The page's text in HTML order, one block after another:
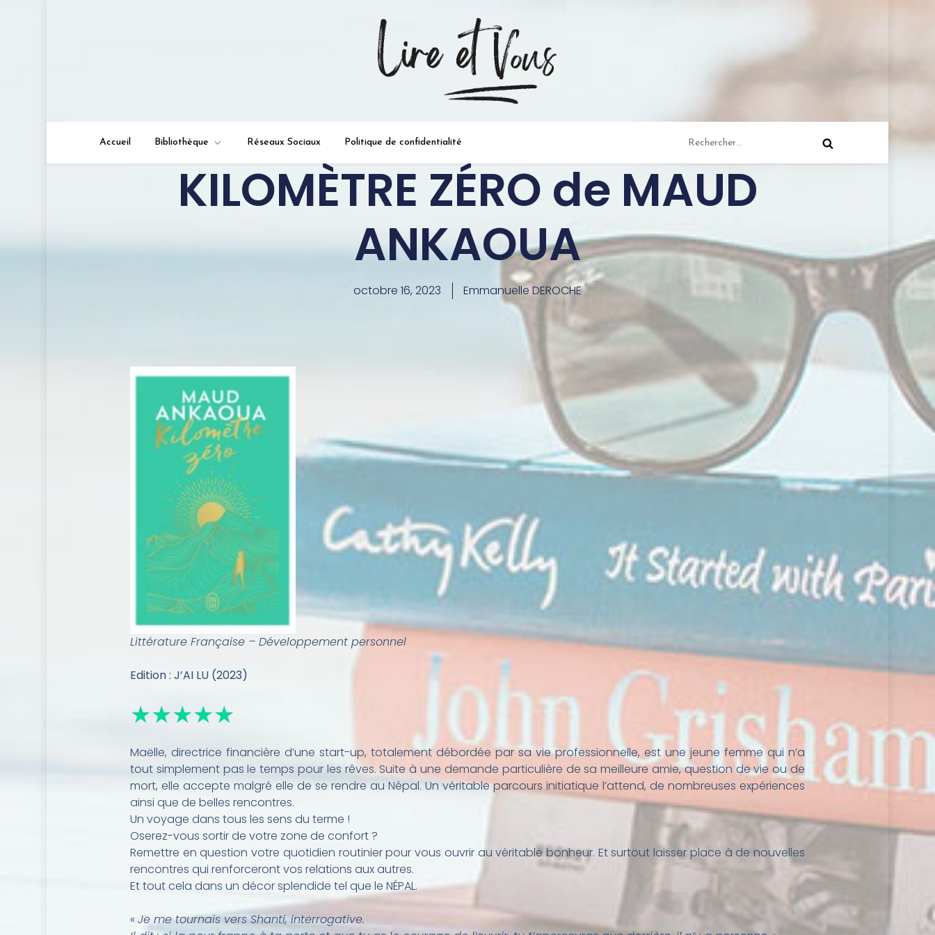
Accueil Bibliothèque Réseaux Sociaux Politique de confidentialité
KILOMÈTRE ZÉRO de MAUD
ANKAOUA
octobre 16, 2023 Emmanuelle DEROCHE
Littérature Française – Développement personnel
Edition : J’AI LU (2023)
★★★★★
Maëlle, directrice financière d’une start-up, totalement débordée par sa vie professionnelle, est une jeune femme qui n’a
tout simplement pas le temps pour les rêves. Suite à une demande particulière de sa meilleure amie, question de vie ou de
mort, elle accepte malgré elle de se rendre au Népal. Un véritable parcours initiatique l’attend, de nombreuses expériences
ainsi que de belles rencontres.
Un voyage dans tous les sens du terme !
Oserez-vous sortir de votre zone de confort ?
Remettre en question votre quotidien routinier pour vous ouvrir au véritable bonheur. Et surtout laisser place à de nouvelles
rencontres qui renforceront vos relations aux autres.
Et tout cela dans un décor splendide tel que le NÉPAL.
« Je me tournais vers Shanti, interrogative.